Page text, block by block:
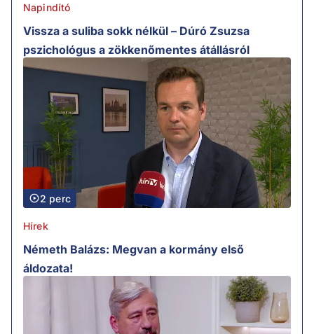
Napindító
Vissza a suliba sokk nélkül – Dúró Zsuzsa
pszichológus a zökkenőmentes átállásról
2 perc
Hírek
Németh Balázs: Megvan a kormány első
áldozata!